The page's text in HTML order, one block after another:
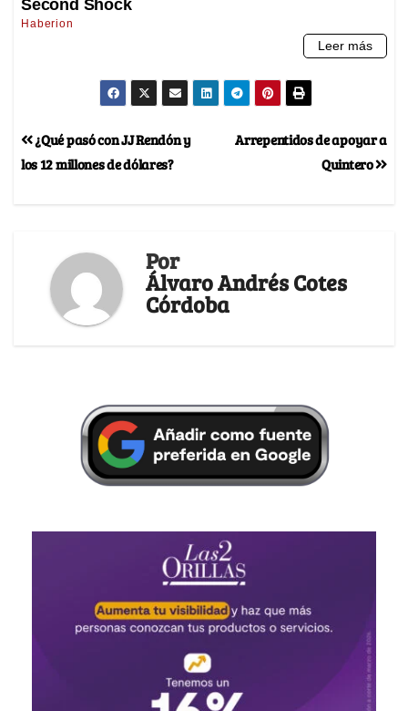
Arrepentidos de apoyar a
Quintero
¿Qué pasó con JJ Rendón y
los 12 millones de dólares?
Por
Álvaro Andrés Cotes
Córdoba